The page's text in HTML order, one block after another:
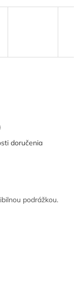
doručenia
podrážkou.